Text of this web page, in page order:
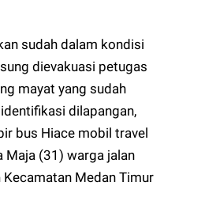
sudah dalam kondisi
dievakuasi petugas
mayat yang sudah
dilapangan,
bus Hiace mobil travel
Maja (31) warga jalan
Kecamatan Medan Timur